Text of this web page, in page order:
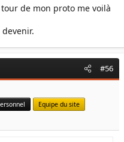
de mon proto me voilà
#56
Equipe du site